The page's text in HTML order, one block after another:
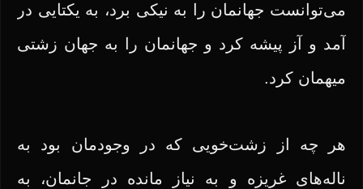
می‌توانست جهانمان را به نیکی برد، به یکتایی در
آمد و آز پیشه کرد و جهانمان را به جهان زشتی
میهمان کرد.
هر چه از زشت‌خویی که در وجودمان بود به
ناله‌های غریزه و به نیاز مانده در جانمان، به